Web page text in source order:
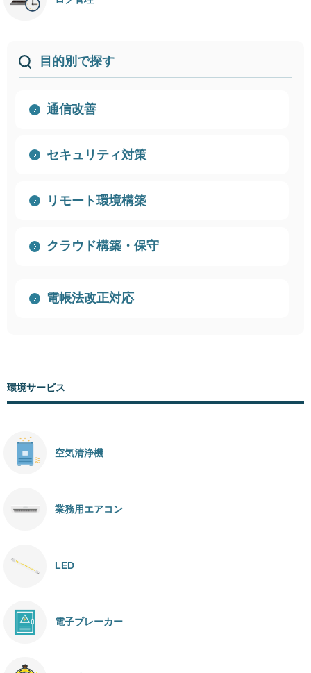
目的別で探す
通信改善
セキュリティ対策
リモート環境構築
クラウド構築・保守
電帳法改正対応
環境サービス
空気清浄機
業務用エアコン
LED
電子ブレーカー